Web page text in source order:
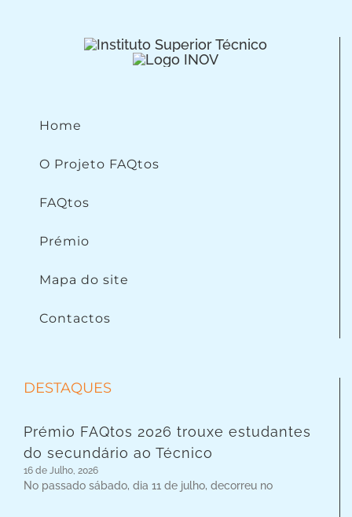
Home
O Projeto FAQtos
FAQtos
Prémio
Mapa do site
Contactos
DESTAQUES
Prémio FAQtos 2026 trouxe estudantes
do secundário ao Técnico
16 de Julho, 2026
No passado sábado, dia 11 de julho, decorreu no